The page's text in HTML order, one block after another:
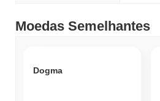
Moedas Semelhantes
Dogma